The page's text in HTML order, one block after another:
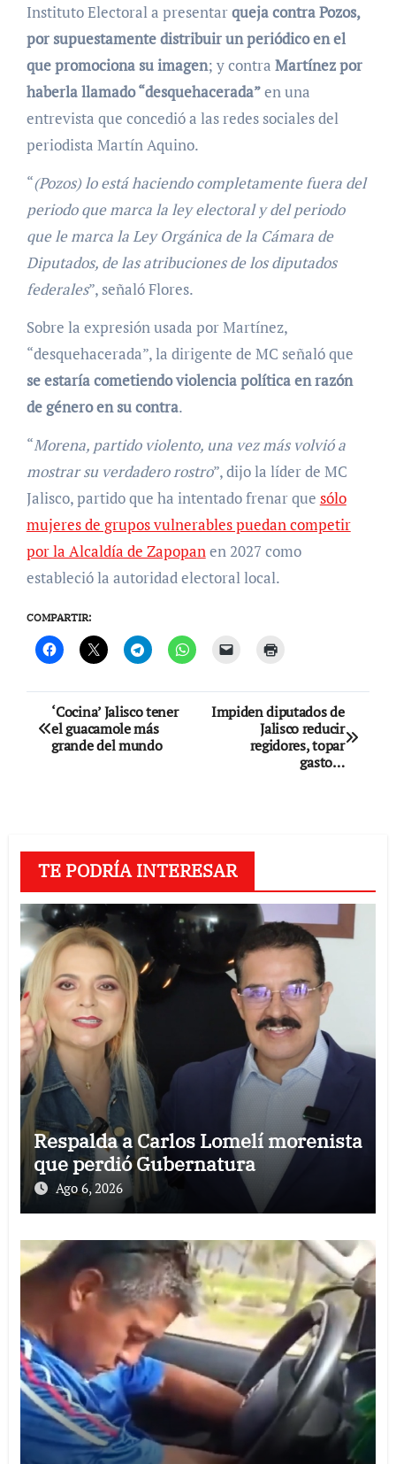
Instituto Electoral a presentarqueja contra Pozos,
por supuestamente distribuir un periódico en el
que promociona su imagen; y contra Martínez por
haberla llamado “desquehacerada”en una
entrevista que concedió a las redes sociales del
periodista Martín Aquino.
“(Pozos) lo está haciendo completamente fuera del
periodo que marca la ley electoral y del periodo
que le marca la Ley Orgánica de la Cámara de
Diputados, de las atribuciones de los diputados
federales”, señaló Flores.
Sobre la expresión usada por Martínez,
“desquehacerada”, la dirigente de MC señaló que
se estaría cometiendo violencia política en razón
de género en su contra.
“Morena, partido violento, una vez más volvió a
mostrar su verdadero rostro”, dijo la líder de MC
Jalisco, partido que ha intentado frenar que sólo
mujeres de grupos vulnerables puedan competir
por la Alcaldía de Zapopanen 2027 como
estableció la autoridad electoral local.
COMPARTIR:
Navegación
de
‘Cocina’ Jalisco tener
el guacamole más
grande del mundo
Impiden diputados de
Jalisco reducir
regidores, topar
gasto…
TE PODRÍA INTERESAR
Respalda a Carlos Lomelí morenista
que perdió Gubernatura
Ago 6, 2026